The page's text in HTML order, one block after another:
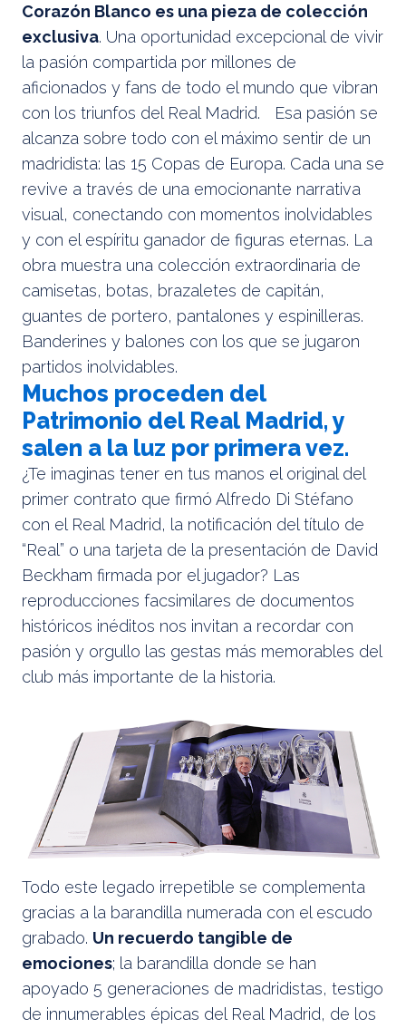
Corazón Blanco es una pieza de colección
exclusiva. Una oportunidad excepcional de vivir
la pasión compartida por millones de
aficionados y fans de todo el mundo que vibran
con los triunfos del Real Madrid. Esa pasión se
alcanza sobre todo con el máximo sentir de un
madridista: las 15 Copas de Europa. Cada una se
revive a través de una emocionante narrativa
visual, conectando con momentos inolvidables
y con el espíritu ganador de figuras eternas. La
obra muestra una colección extraordinaria de
camisetas, botas, brazaletes de capitán,
guantes de portero, pantalones y espinilleras.
Banderines y balones con los que se jugaron
partidos inolvidables.
Muchos proceden del
Patrimonio del Real Madrid, y
salen a la luz por primera vez.
¿Te imaginas tener en tus manos el original del
primer contrato que firmó Alfredo Di Stéfano
con el Real Madrid, la notificación del título de
“Real” o una tarjeta de la presentación de David
Beckham firmada por el jugador? Las
reproducciones facsimilares de documentos
históricos inéditos nos invitan a recordar con
pasión y orgullo las gestas más memorables del
club más importante de la historia.
Todo este legado irrepetible se complementa
gracias a la barandilla numerada con el escudo
grabado. Un recuerdo tangible de
emociones; la barandilla donde se han
apoyado 5 generaciones de madridistas, testigo
de innumerables épicas del Real Madrid, de los